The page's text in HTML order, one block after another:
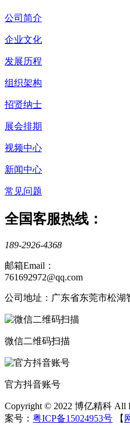
公司简介
企业文化
发展历程
组织架构
招贤纳士
展会排期
视频中心
新闻中心
常见问题
全国客服热线：
189-2926-4368
邮箱Email：
761692972@qq.com
公司地址：广东省东莞市松湖
微信二维码扫描
官方抖音账号
Copyright © 2022 博亿精科
案号： 粤ICP备15024953号 【